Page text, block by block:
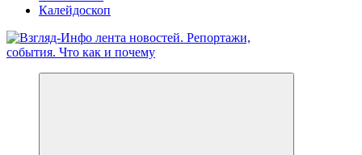
Калейдоскоп
Обо всем и обо всех, что зачем и почему. Новости политики,